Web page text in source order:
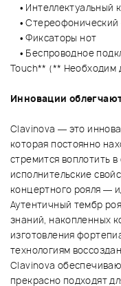
• Интеллектуальный
• Стереофонический
• Фиксаторы нот
• Беспроводное
Touch** (** Необходим
Инновации
Clavinova — это
которая постоянно
стремится воплотить
исполнительские
концертного рояля —
Аутентичный тембр
знаний, накопленных
изготовления
технологиям
Clavinova
прекрасно подходят